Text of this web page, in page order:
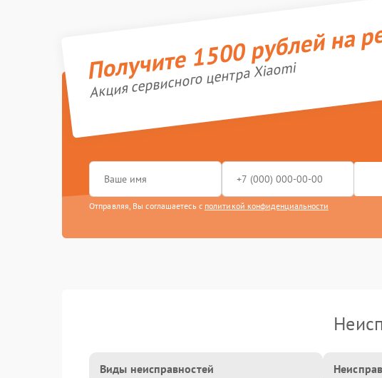
Получите 1500 рублей на
Акция сервисного центра Xiaomi
Отправляя, Вы соглашаетесь с политикой конфиденциальности
Виды неисправностей